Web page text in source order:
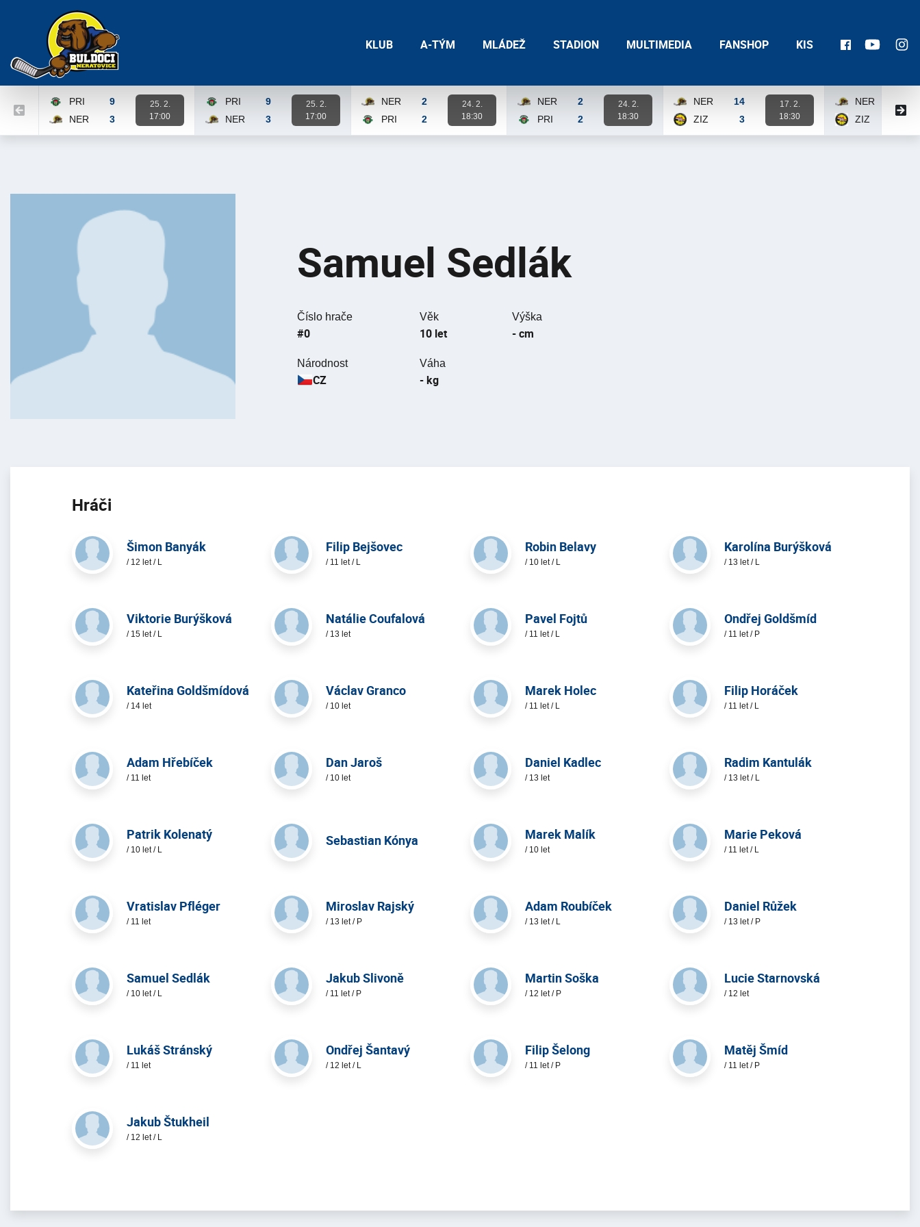
KLUB A-TÝM MLÁDEŽ STADION MULTIMEDIA FANSHOP KIS
PRI
9
NER
3
25. 2.
17:00
PRI
9
NER
3
25. 2.
17:00
NER
2
PRI
2
24. 2.
18:30
NER
2
PRI
2
24. 2.
18:30
NER
14
ZIZ
3
17. 2.
18:30
NER
ZIZ
3
Samuel Sedlák
Číslo hrače
#0
Věk
10 let
Výška
- cm
Národnost
CZ
Váha
- kg
Hráči
Šimon Banyák
/ 12 let / L
Filip Bejšovec
/ 11 let / L
Robin Belavy
/ 10 let / L
Karolína Burýšková
/ 13 let / L
Viktorie Burýšková
/ 15 let / L
Natálie Coufalová
/ 13 let
Pavel Fojtů
/ 11 let / L
Ondřej Goldšmíd
/ 11 let / P
Kateřina Goldšmídová
/ 14 let
Václav Granco
/ 10 let
Marek Holec
/ 11 let / L
Filip Horáček
/ 11 let / L
Adam Hřebíček
/ 11 let
Dan Jaroš
/ 10 let
Daniel Kadlec
/ 13 let
Radim Kantulák
/ 13 let / L
Patrik Kolenatý
/ 10 let / L
Sebastian Kónya Marek Malík
/ 10 let
Marie Peková
/ 11 let / L
Vratislav Pfléger
/ 11 let
Miroslav Rajský
/ 13 let / P
Adam Roubíček
/ 13 let / L
Daniel Růžek
/ 13 let / P
Samuel Sedlák
/ 10 let / L
Jakub Slivoně
/ 11 let / P
Martin Soška
/ 12 let / P
Lucie Starnovská
/ 12 let
Lukáš Stránský
/ 11 let
Ondřej Šantavý
/ 12 let / L
Filip Šelong
/ 11 let / P
Matěj Šmíd
/ 11 let / P
Jakub Štukheil
/ 12 let / L